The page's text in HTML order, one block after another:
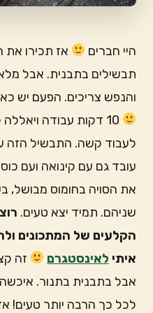
היי חברים
אז תכירו
תבשילים בתבנית. אבל
והנפש צריכים. הפעם יש
10 דקות עבודה
לעבוד קשה. התבשיל הזה
עובד גם עם קינואה ועם
את הסויה בחומוס מבושל,
שניהם. תמיד יצא טעים.
הקלעים של המתכונים
איתי לאינסטגרם
זה
אבל בתבנית בתנור.
לכל כך הרבה יותר טעים!